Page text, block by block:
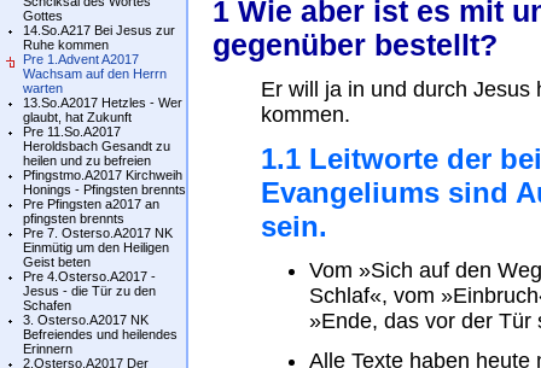
Gottes
14.So.A217 Bei Jesus zur
Ruhe kommen
Pre 1.Advent A2017
Wachsam auf den Herrn
warten
13.So.A2017 Hetzles - Wer
glaubt, hat Zukunft
Pre 11.So.A2017
Heroldsbach Gesandt zu
heilen und zu befreien
Pfingstmo.A2017 Kirchweih
Honings - Pfingsten brennts
Pre Pfingsten a2017 an
pfingsten brennts
Pre 7. Osterso.A2017 NK
Einmütig um den Heiligen
Geist beten
Pre 4.Osterso.A2017 -
Jesus - die Tür zu den
Schafen
3. Osterso.A2017 NK
Befreiendes und heilendes
Erinnern
2.Osterso.A2017 Der
1 Wie aber ist es mit
gegenüber bestellt?
Er will ja in und durch
kommen.
1.1 Leitworte der
Evangeliums sind
sein.
Vom »Sich auf den
Schlaf«, vom
»Ende, das vor der Tür
Alle Texte haben heute